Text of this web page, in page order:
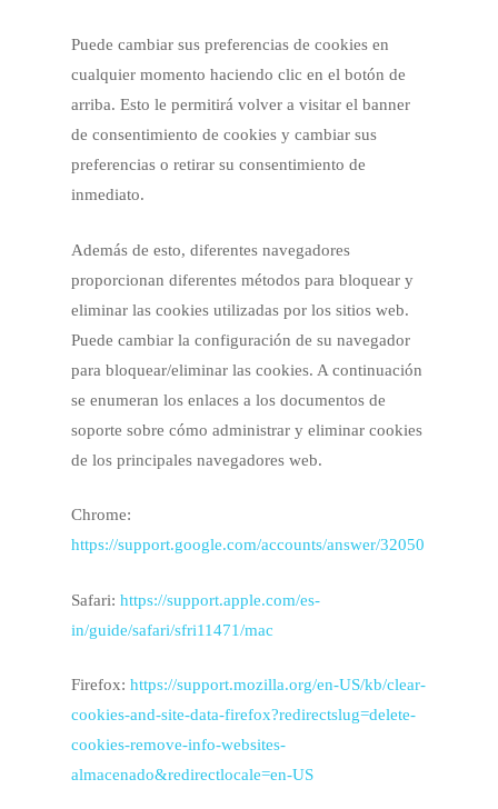
Puede cambiar sus preferencias de cookies en
cualquier momento haciendo clic en el botón de
arriba. Esto le permitirá volver a visitar el banner
de consentimiento de cookies y cambiar sus
preferencias o retirar su consentimiento de
inmediato.
Además de esto, diferentes navegadores
proporcionan diferentes métodos para bloquear y
eliminar las cookies utilizadas por los sitios web.
Puede cambiar la configuración de su navegador
para bloquear/eliminar las cookies. A continuación
se enumeran los enlaces a los documentos de
soporte sobre cómo administrar y eliminar cookies
de los principales navegadores web.
Chrome:
https://support.google.com/accounts/answer/32050
Safari: https://support.apple.com/es-
in/guide/safari/sfri11471/mac
Firefox: https://support.mozilla.org/en-US/kb/clear-
cookies-and-site-data-firefox?redirectslug=delete-
cookies-remove-info-websites-
almacenado&redirectlocale=en-US